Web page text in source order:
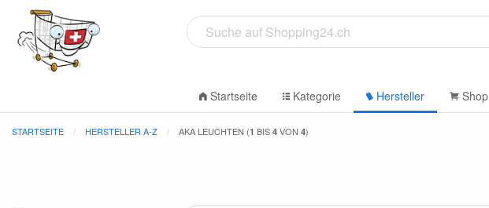
Startseite Kategorie Hersteller Shop
STARTSEITE HERSTELLER A-Z AKA LEUCHTEN (1 BIS 4 VON 4)